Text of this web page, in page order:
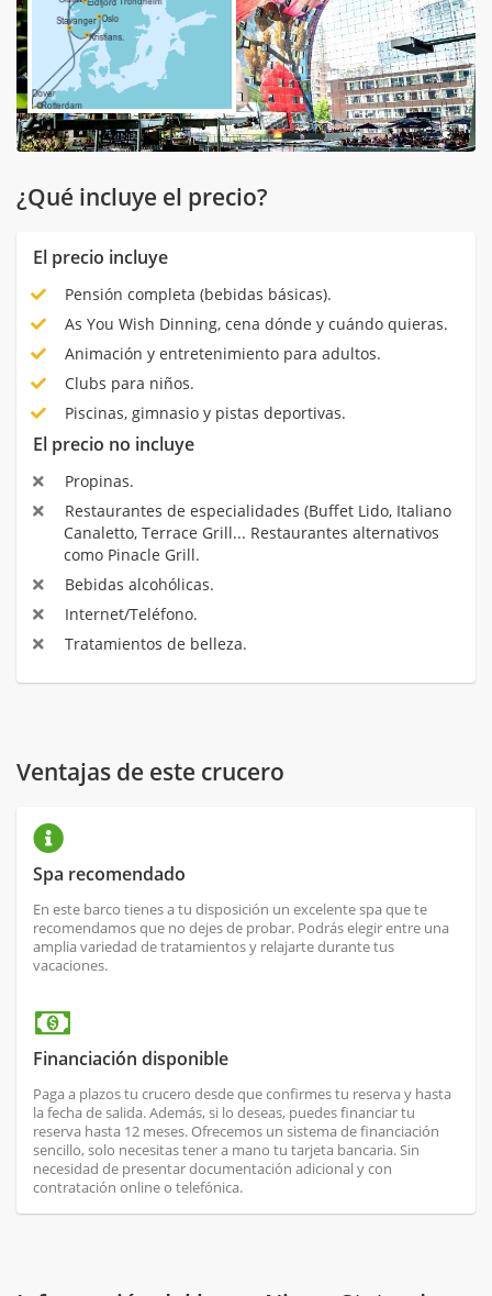
¿Qué incluye el precio?
El precio incluye
Pensión completa (bebidas básicas).
As You Wish Dinning, cena dónde y cuándo quieras.
Animación y entretenimiento para adultos.
Clubs para niños.
Piscinas, gimnasio y pistas deportivas.
El precio no incluye
Propinas.
Restaurantes de especialidades (Buffet Lido, Italiano
Canaletto, Terrace Grill... Restaurantes alternativos
como Pinacle Grill.
Bebidas alcohólicas.
Internet/Teléfono.
Tratamientos de belleza.
Ventajas de este crucero
Spa recomendado
En este barco tienes a tu disposición un excelente spa que te
recomendamos que no dejes de probar. Podrás elegir entre una
amplia variedad de tratamientos y relajarte durante tus
vacaciones.
Financiación disponible
Paga a plazos tu crucero desde que confirmes tu reserva y hasta
la fecha de salida. Además, si lo deseas, puedes financiar tu
reserva hasta 12 meses. Ofrecemos un sistema de financiación
sencillo, solo necesitas tener a mano tu tarjeta bancaria. Sin
necesidad de presentar documentación adicional y con
contratación online o telefónica.